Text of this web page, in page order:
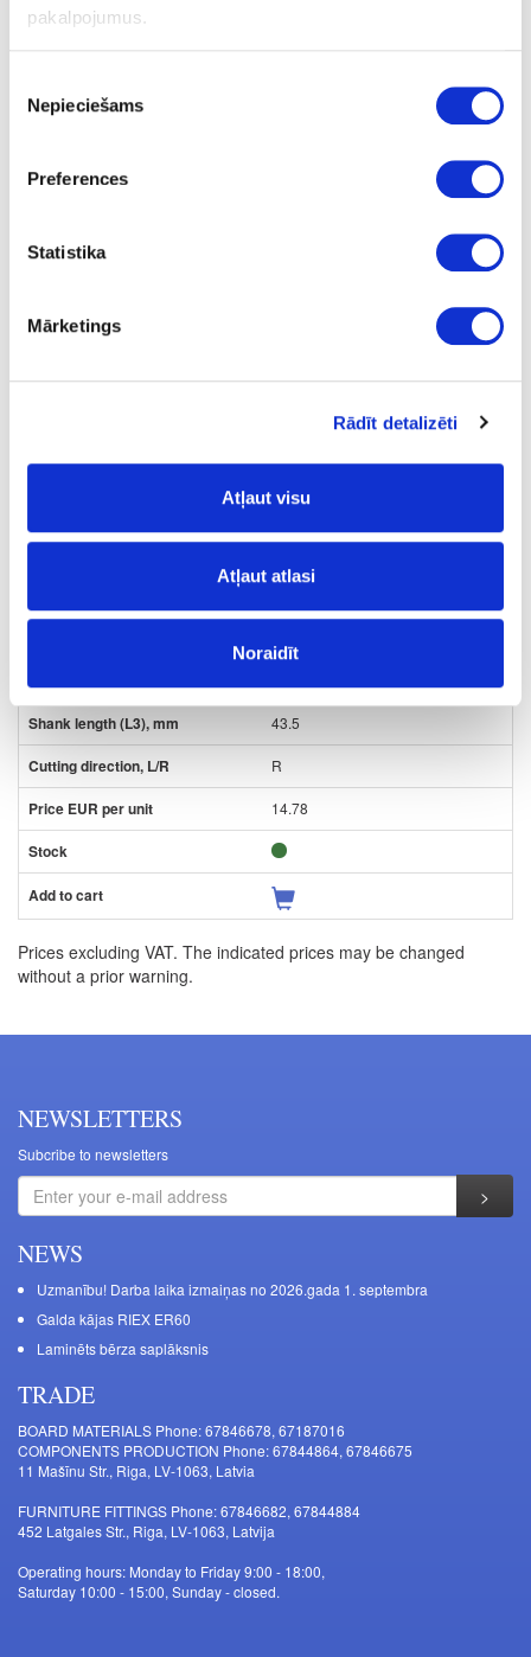
pakalpojumus.
izvēle
Nepieciešams
Preferences
Statistika
Mārketings
Rādīt detalizēti
Atļaut visu
Atļaut atlasi
Noraidīt
special price 24-L182387
Piece
43.5
R
14.78
Prices excluding VAT. The indicated prices may be changed
without a prior warning.
NEWSLETTERS
Subcribe to newsletters
NEWS
Uzmanību! Darba laika izmaiņas no 2026.gada 1. septembra
Galda kājas RIEX ER60
Laminēts bērza saplāksnis
TRADE
BOARD MATERIALS Phone: 67846678, 67187016
COMPONENTS PRODUCTION Phone: 67844864, 67846675
11 Mašīnu Str., Riga, LV-1063, Latvia
FURNITURE FITTINGS Phone: 67846682, 67844884
452 Latgales Str., Riga, LV-1063, Latvija
Operating hours: Monday to Friday 9:00 - 18:00,
Saturday 10:00 - 15:00, Sunday - closed.